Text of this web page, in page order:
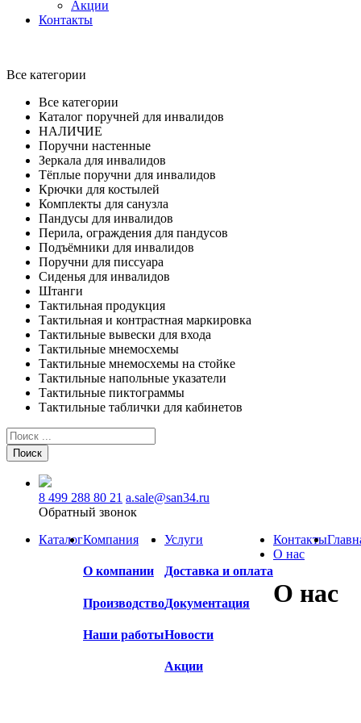
Акции
Контакты
Все категории
Все категории
Каталог поручней для инвалидов
НАЛИЧИЕ
Поручни настенные
Зеркала для инвалидов
Тёплые поручни для инвалидов
Крючки для костылей
Комплекты для санузла
Пандусы для инвалидов
Перила, ограждения для пандусов
Подъёмники для инвалидов
Поручни для писсуара
Сиденья для инвалидов
Штанги
Тактильная продукция
Тактильная и контрастная маркировка
Тактильные вывески для входа
Тактильные мнемосхемы
Тактильные мнемосхемы на стойке
Тактильные напольные указатели
Тактильные пиктограммы
Тактильные таблички для кабинетов
Поиск
8 499 288 80 21 a.sale@san34.ru
Обратный звонок
КаталогКомпания
О компании
Производство
Наши работы
Услуги
Доставка и оплата
Документация
Новости
Акции
Контакты
О нас
О нас